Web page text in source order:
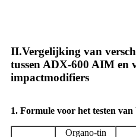
II.Vergelijking van
tussen ADX-600 AIM en
impactmodifiers
1. Formule voor het testen van
Organo-tin